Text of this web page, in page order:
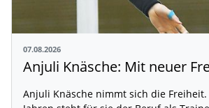
07.08.2026
Anjuli Knäsche nimmt sich die